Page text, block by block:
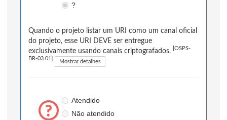
?
Quando o projeto listar um URI como um canal oficial
do projeto, esse URI DEVE ser entregue
exclusivamente usando canais criptografados.
[OSPS-
BR-03.01] Mostrar detalhes
Atendido
Não atendido